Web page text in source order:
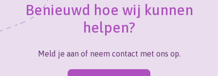
Benieuwd hoe wij kunnen
helpen?
Meld je aan of neem contact met ons op.